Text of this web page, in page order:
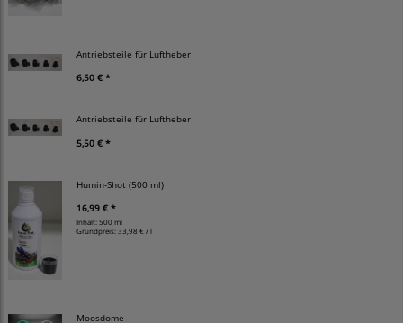
Antriebsteile für Luftheber
6,50 € *
Antriebsteile für Luftheber
5,50 € *
Humin-Shot (500 ml)
16,99 € *
Inhalt: 500 ml
Grundpreis:33,98 € / l
Moosdome